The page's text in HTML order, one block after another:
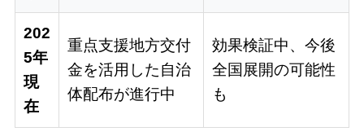
202
5年
現
在
重点支援地方交付
金を活用した自治
体配布が進行中
効果検証中、今後
全国展開の可能性
も